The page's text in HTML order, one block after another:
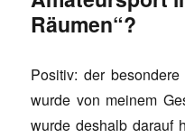
Räumen“?
Positiv: der
wurde von meinem
wurde deshalb darauf